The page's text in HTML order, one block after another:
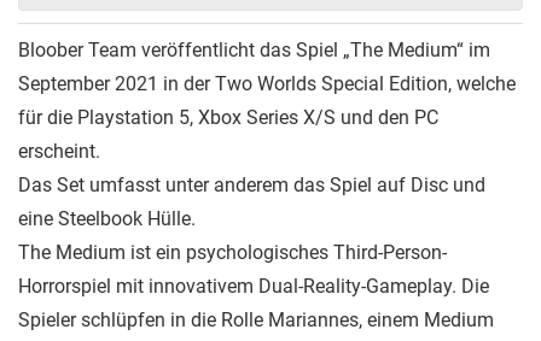
Bloober Team veröffentlicht das Spiel „The Medium“ im
September 2021 in der Two Worlds Special Edition, welche
für die Playstation 5, Xbox Series X/S und den PC
erscheint.
Das Set umfasst unter anderem das Spiel auf Disc und
eine Steelbook Hülle.
The Medium ist ein psychologisches Third-Person-
Horrorspiel mit innovativem Dual-Reality-Gameplay. Die
Spieler schlüpfen in die Rolle Mariannes, einem Medium